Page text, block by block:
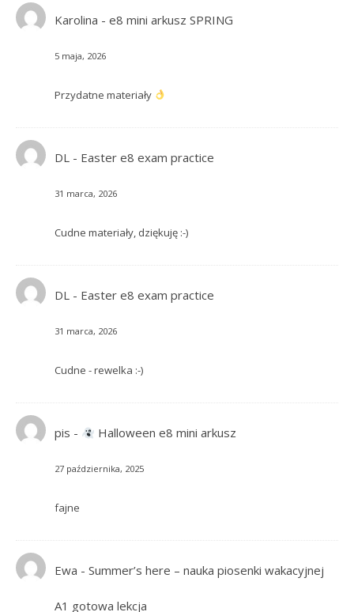
Karolina - e8 mini arkusz SPRING
5 maja, 2026
Przydatne materiały
DL- Easter e8 exam practice
31 marca, 2026
Cudne materiały, dziękuję :-)
DL- Easter e8 exam practice
31 marca, 2026
Cudne - rewelka :-)
pis - Halloween e8 mini arkusz
27 października, 2025
fajne
Ewa - Summer’s here – nauka piosenki wakacyjnej
A1 gotowa lekcja